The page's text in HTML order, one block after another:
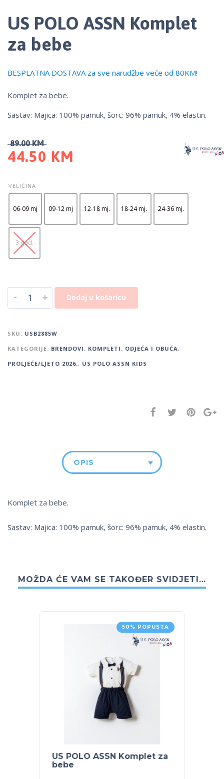
US POLO ASSN Komplet
za bebe
BESPLATNA DOSTAVA za sve narudžbe veće od 80KM!
Komplet za bebe.
Sastav: Majica: 100% pamuk, šorc: 96% pamuk, 4% elastin.
89.00KM
44.50 KM
VELIČINA
06-09 mj 09-12 mj 12-18 mj. 18-24 mj. 24-36 mj.
3 god.
- + Dodaj u košaricu
SKU: USB2885W
KATEGORIJE: BRENDOVI, KOMPLETI, ODJEĆA I OBUĆA,
PROLJEĆE/LJETO 2026., US POLO ASSN KIDS
OPIS
Komplet za bebe.
Sastav: Majica: 100% pamuk, šorc: 96% pamuk, 4% elastin.
MOŽDA ĆE VAM SE TAKOĐER SVIDJETI…
50% POPUSTA
US POLO ASSN Komplet za
bebe